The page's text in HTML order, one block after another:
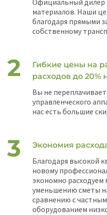
Официальный дилер
материалов. Наши
благодаря прямыми
собственному
Гибкие цены на
расходов до 20%
Вы не
управленческого
нас есть большие
Экономия
Благодаря высокой
новому
экономно
уменьшению сметы
сравнению с
оборудованием